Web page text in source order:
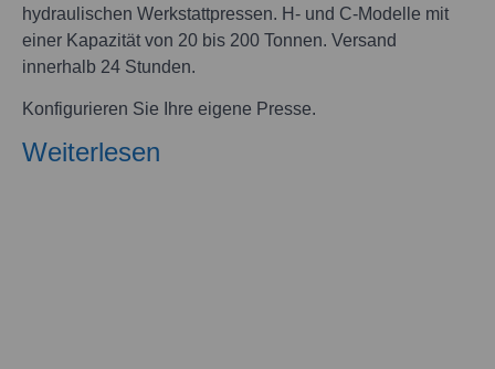
hydraulischen Werkstattpressen. H- und C-Modelle mit
einer Kapazität von 20 bis 200 Tonnen. Versand
innerhalb 24 Stunden.
Konfigurieren Sie Ihre eigene Presse.
Weiterlesen